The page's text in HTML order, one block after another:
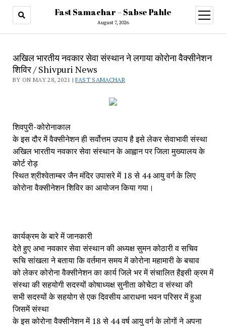
Fast Samachar – Sabse Pahle
August 7, 2026
open
menu
अखिल भारतीय नवकार सेवा संस्थान ने लगाया कोरोना वैक्सीनेशन
शिविर / Shivpuri News
BY ON MAY 28, 2021 |FAST SAMACHAR
शिवपुरी-कोरोनाकाल
के इस दौर में वैक्सीनेशन ही सर्वोत्तम उपाय है इसे लेकर सेवाभावी संस्था
अखिल भारतीय नवकार सेवा संस्थान के आह्वान पर जिला मुख्यालय के
कोर्ट रोड़
स्थित श्रीश्वेताम्बर जैन मंदिर उपासरे में 18 से 44 आयु वर्ग के लिए
कोरोना वैक्सीनेशन शिविर का आयोजन किया गया।
कार्यक्रम के बारे में जानकारी
देते हुए अभा नवकार सेवा संस्थान की अध्यक्ष सुमन कोठारी व सचिव
रूचि सांखला ने बताया कि वर्तमान समय में कोरोना महामारी के बचाव
को लेकर कोरोना वैक्सीनेशन का कार्य जिले भर में संचालित हैइसी क्रम में
संस्था की सहयोगी सदस्यों कोषाध्यक्ष सुनीता कोचेेटा व संस्था की
सभी सदस्यों के सहयोग से एक दिवसीय आराधना भवन परिसर में हुआ
जिसमें संस्था
के इस कोरोना वैक्सीनेशन में 18 से 44 वर्ष आयु वर्ग के लोगों ने अपना